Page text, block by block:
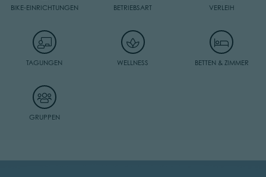
BIKE-EINRICHTUNGEN BETRIEBSART VERLEIH
TAGUNGEN WELLNESS BETTEN & ZIMMER
GRUPPEN